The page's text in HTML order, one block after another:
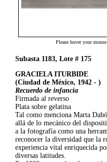
Please hover your
Subasta 1183, Lote # 175
GRACIELA ITURBIDE
(Ciudad de México, 1942 - )
Recuerdo de infancia
Firmada al reverso
Plata sobre gelatina
Tal como menciona Marta
allá de lo mecánico del
a la fotografía como una
reconocer la diversidad que la
experiencia vital enriquecida
diversas latitudes.